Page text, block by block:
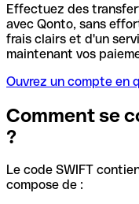
Effectuez des
avec Qonto, sans
frais clairs et d'un
maintenant vos
Ouvrez un compte en
Comment se
?
Le code SWIFT
compose de :